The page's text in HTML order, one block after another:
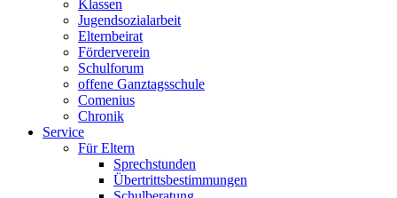
Klassen
Jugendsozialarbeit
Elternbeirat
Förderverein
Schulforum
offene Ganztagsschule
Comenius
Chronik
Service
Für Eltern
Sprechstunden
Übertrittsbestimmungen